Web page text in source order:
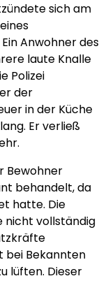
sich am
Anwohner des
laute Knalle
Polizei
der
in der Küche
Er verließ
Bewohner
behandelt, da
hatte. Die
nicht vollständig
bei Bekannten
lüften. Dieser